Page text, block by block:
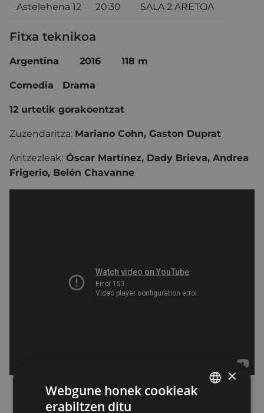
Astelehena 12 20:30 SALA 2 ARETOA
Fitxa teknikoa
Argentina 2016 118 m
Comedia Drama
12 urtetik gorakoentzat
Zuzendaritza: Mariano Cohn, Gaston Duprat
Antzezleak: Óscar Martínez, Dady Brieva, Andrea
Frigerio, Belén Chavanne
×
Webgune honek cookieak
erabiltzen ditu